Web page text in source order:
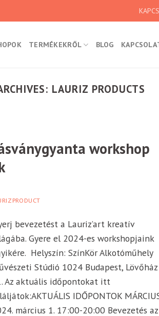
TERMÉKEKRŐL BLOG
LAURIZ PRODUCTS
workshop
bevezetést a Lauriz’art kreatív
Gyere el 2024-es workshopjaink
Helyszín: SzínKör Alkotóműhely
Stúdió 1024 Budapest, Lövőház
Az aktuális időpontokat itt
IDŐPONTOK
március 1. 17:00-20:00 Bevezetés az